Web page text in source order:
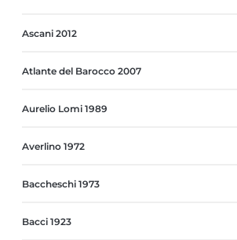
Ascani 2012
Atlante del Barocco 2007
Aurelio Lomi 1989
Averlino 1972
Baccheschi 1973
Bacci 1923